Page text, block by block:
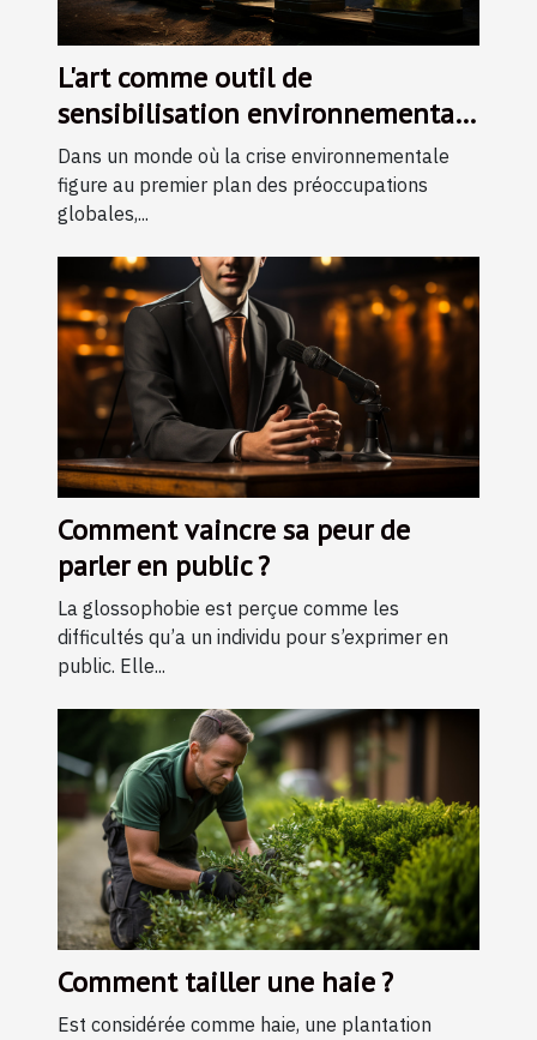
L'art comme outil de
sensibilisation environnementale
: initiatives et impacts
Dans un monde où la crise environnementale
figure au premier plan des préoccupations
globales,...
Comment vaincre sa peur de
parler en public ?
La glossophobie est perçue comme les
difficultés qu’a un individu pour s’exprimer en
public. Elle...
Comment tailler une haie ?
Est considérée comme haie, une plantation